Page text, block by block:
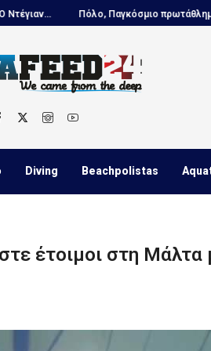
πρωτάθλημα Παίδων:...
Diving Beachpolistas
έτοιμοι στη